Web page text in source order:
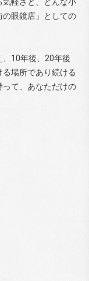
眼鏡店」としての
、10年後、20年後
場所であり続ける
て、あなただけの